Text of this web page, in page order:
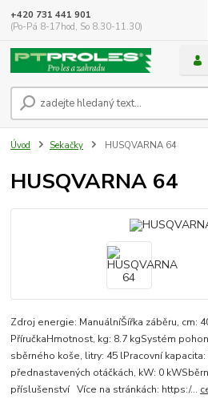
+420 731 441 901
(Po-Pá 8-17hod, So 8.30-11.30)
Úvod Sekačky HUSQVARNA 64
HUSQVARNA 64
Zdroj energie: ManuálníŠířka záběru, cm:
PříručkaHmotnost, kg: 8.7 kgSystém
sběrného koše, litry: 45 lPracovní kapacita:
přednastavených otáčkách, kW: 0
příslušenství Více na stránkách: https:/...